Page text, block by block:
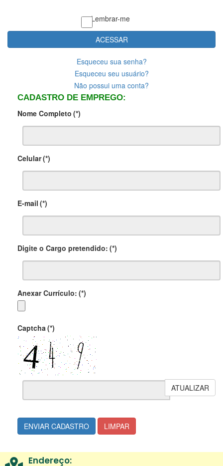
Lembrar-me
ACESSAR
Esqueceu sua senha?
Esqueceu seu usuário?
Não possui uma conta?
CADASTRO DE EMPREGO:
Nome Completo (*)
Celular(*)
E-mail (*)
Digite o Cargo pretendido: (*)
Anexar Currículo: (*)
Captcha (*)
ATUALIZAR
ENVIAR CADASTRO LIMPAR
Endereço: